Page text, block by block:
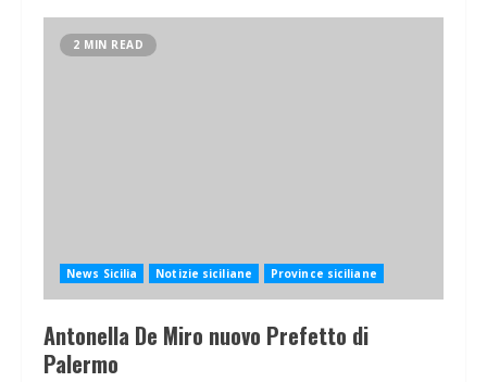
2 MIN READ
News Sicilia Notizie siciliane Province siciliane
Antonella De Miro nuovo Prefetto di
Palermo